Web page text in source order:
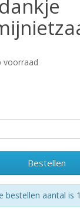
voorraad
Bestellen
bestellen aantal is